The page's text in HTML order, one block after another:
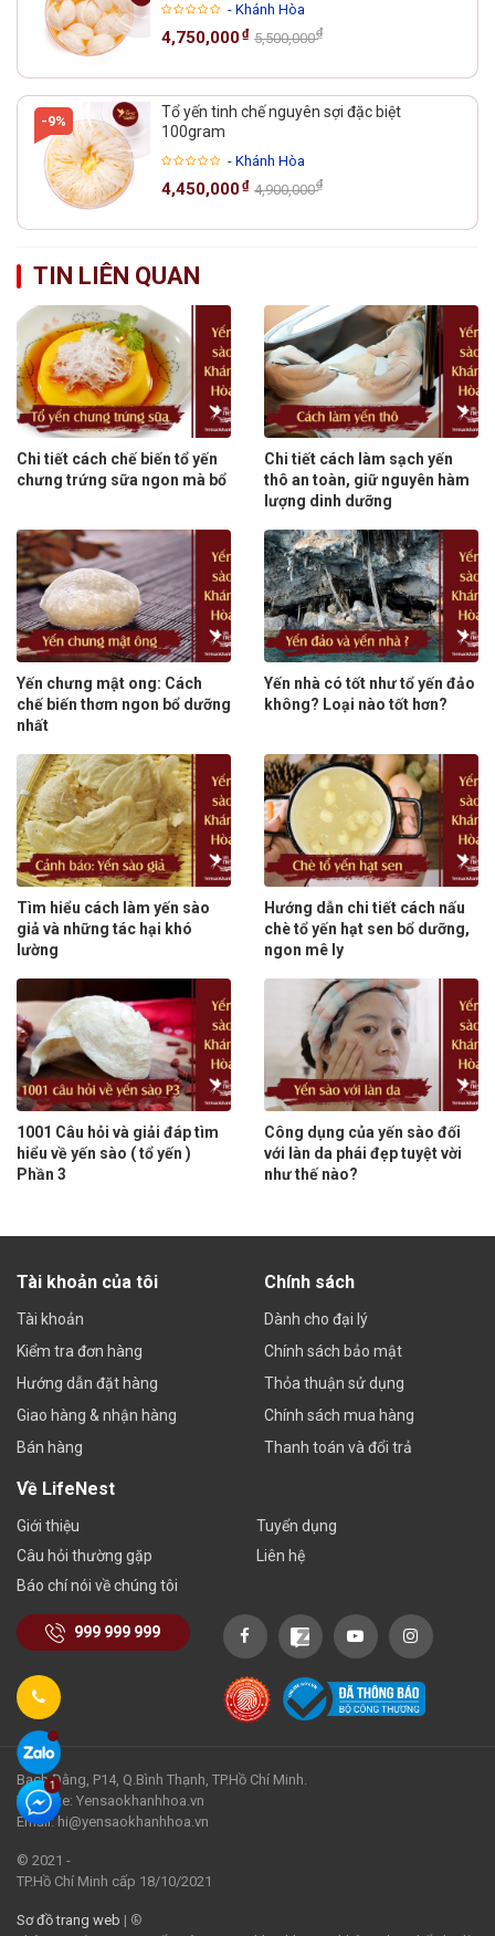
- Khánh Hòa
4,750,000₫ 5,500,000₫
-9%
Tổ yến tinh chế nguyên sợi đặc biệt
100gram
- Khánh Hòa
4,450,000₫ 4,900,000₫
TIN LIÊN QUAN
Chi tiết cách chế biến tổ yến
chưng trứng sữa ngon mà bổ
Chi tiết cách làm sạch yến
thô an toàn, giữ nguyên hàm
lượng dinh dưỡng
Yến chưng mật ong: Cách
chế biến thơm ngon bổ dưỡng
nhất
Yến nhà có tốt như tổ yến đảo
không? Loại nào tốt hơn?
Tìm hiểu cách làm yến sào
giả và những tác hại khó
lường
Hướng dẫn chi tiết cách nấu
chè tổ yến hạt sen bổ dưỡng,
ngon mê ly
1001 Câu hỏi và giải đáp tìm
hiểu về yến sào ( tổ yến )
Phần 3
Công dụng của yến sào đối
với làn da phái đẹp tuyệt vời
như thế nào?
Tài khoản của tôi
Tài khoản
Kiểm tra đơn hàng
Hướng dẫn đặt hàng
Giao hàng & nhận hàng
Bán hàng
Chính sách
Dành cho đại lý
Chính sách bảo mật
Thỏa thuận sử dụng
Chính sách mua hàng
Thanh toán và đổi trả
Về LifeNest
Giới thiệu
Câu hỏi thường gặp
Báo chí nói về chúng tôi
Tuyển dụng
Liên hệ
999 999 999
Bạch Đằng, P14, Q.Bình Thạnh, TP.Hồ Chí Minh.
Website: Yensaokhanhhoa.vn
Email: hi@yensaokhanhhoa.vn
© 2021 -
TP.Hồ Chí Minh cấp 18/10/2021
Sơ đồ trang web | ®